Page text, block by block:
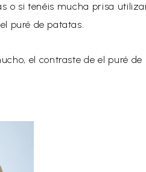
o si tenéis mucha prisa
puré de patatas.
el contraste de el puré de